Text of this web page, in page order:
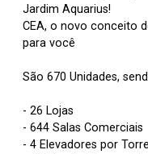
Jardim Aquarius!
CEA, o novo conceito
para você
São 670 Unidades,
- 26 Lojas
- 644 Salas Comerciais
- 4 Elevadores por Torre